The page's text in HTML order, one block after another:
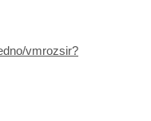
vmrozsir?